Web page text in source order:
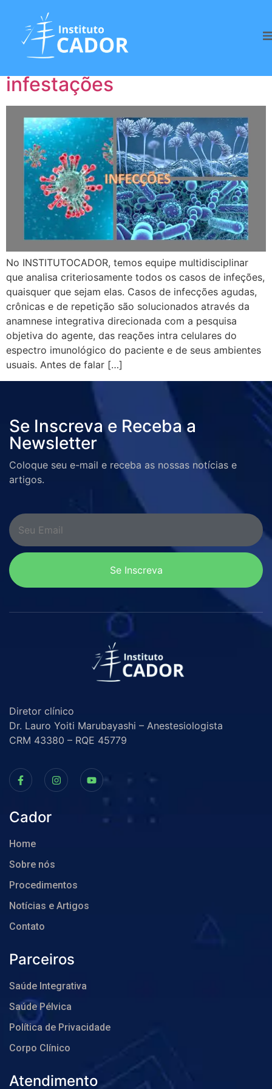
Tag:Inflamações
Infecções, inflamações e
infestações
No INSTITUTOCADOR, temos equipe multidisciplinar
que analisa criteriosamente todos os casos de infeções,
quaisquer que sejam elas. Casos de infecções agudas,
crônicas e de repetição são solucionados através da
anamnese integrativa direcionada com a pesquisa
objetiva do agente, das reações intra celulares do
espectro imunológico do paciente e de seus ambientes
usuais. Antes de falar […]
Se Inscreva e Receba a
Newsletter
Coloque seu e-mail e receba as nossas notícias e
artigos.
Se Inscreva
Diretor clínico
Dr. Lauro Yoiti Marubayashi – Anestesiologista
CRM 43380 – RQE 45779
Cador
Home
Sobre nós
Procedimentos
Notícias e Artigos
Contato
Parceiros
Saúde Integrativa
Saúde Pélvica
Política de Privacidade
Corpo Clínico
Atendimento